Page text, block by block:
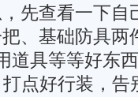
先查看一下自
、基础防具两
道具等等好东
点好行装，告